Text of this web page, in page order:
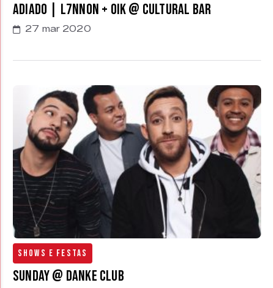
ADIADO | L7nnon + Oik @ Cultural bar
27 mar 2020
Shows e Festas
Sunday @ Danke Club